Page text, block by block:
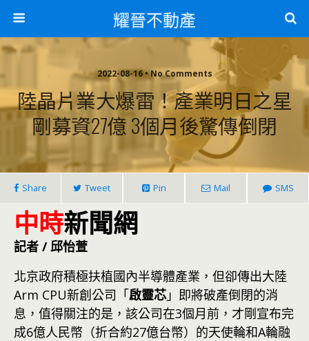
耀晉不動產
2022-08-16 • No Comments
陸晶片業大爆雷！產業明日之星
剛募資27億 3個月後驚傳倒閉
Share Tweet Pin Mail SMS
中時新聞網
記者 / 邱怡萱
北京政府積極扶植國內半導體產業，但卻傳出大陸
Arm CPU新創公司「啟靈芯」即將破產倒閉的消
息，值得關注的是，該公司在3個月前，才剛宣布完
成6億人民幣（折合約27億台幣）的天使輪和A輪融